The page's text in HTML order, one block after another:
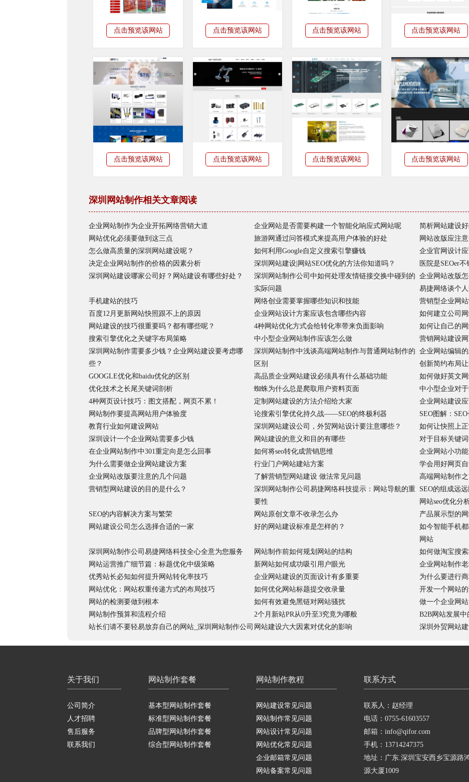
点击预览该网站 点击预览该网站 点击预览该网站 点击预览该网站
点击预览该网站 点击预览该网站 点击预览该网站 点击预览该网站
深圳网站制作相关文章阅读
企业网站制作为企业开拓网络营销大道 企业网站是否需要构建一个智能化响应式网站呢
简析网站建设
网站优化必须要做到这三点
旅游网通过问答模式来提高用户体验的好处
网站改版应注
怎么做高质量的深圳网站建设呢？
如何利用Google自定义搜索引擎赚钱
企业官网设计
决定企业网站制作的价格的因素分析
深圳网站建设|网站SEO优化的方法你知道吗？
医院是SEOer
深圳网站建设哪家公司好？网站建设有哪些好处？
深圳网站制作公司中如何处理友情链接交换中碰到的
实际问题
企业网站改版
易捷网络谈个
手机建站的技巧
网络创业需要掌握哪些知识和技能
营销型企业网
百度12月更新网站快照跟不上的原因
企业网站设计方案应该包含哪些内容
如何建立公司
网站建设的技巧很重要吗？都有哪些呢？
4种网站优化方式会给转化率带来负面影响
如何让自己的
搜索引擎优化之关键字布局策略
中小型企业网站制作应该怎么做
营销网站建设
深圳网站制作需要多少钱？企业网站建设要考虑哪
些？
深圳网站制作中浅谈高端网站制作与普通网站制作的
区别
企业网站编辑
创新简约布局
GOOGLE优化和baidu优化的区别
高品质企业网站建设必须具有什么基础功能
如何做好英文
优化技术之长尾关键词剖析
蜘蛛为什么总是爬取用户资料页面
中小型企业对
4种网页设计技巧：图文搭配，网页不累！
定制网站建设的方法介绍给大家
企业网站建设
网站制作要提高网站用户体验度
论搜索引擎优化持久战——SEO的终极利器
SEO图解：
教育行业如何建设网站
深圳网站建设公司，外贸网站设计要注意哪些？
如何让快照上
深圳设计一个企业网站需要多少钱
网站建设的意义和目的有哪些
对于目标关键
在企业网站制作中301重定向是怎么回事
如何将seo转化成营销思维
企业网站小功
为什么需要做企业网站建设方案
行业门户网站建站方案
学会用好网页
企业网站改版要注意的几个问题
了解营销型网站建设 做法常见问题
高端网站制作
营销型网站建设的目的是什么？
深圳网站制作公司易捷网络科技提示：网站导航的重
要性
SEO的组成远
网站seo优化分
SEO的内容解决方案与繁荣
网站原创文章不收录怎么办
产品展示型的
网站建设公司怎么选择合适的一家
好的网站建设标准是怎样的？
如今智能手机
网站
深圳网站制作公司易捷网络科技全心全意为您服务
网站制作前如何规划网站的结构
如何做淘宝搜
网站运营推广细节篇：标题优化中级策略
新网站如何成功吸引用户眼光
企业网站制作
优秀站长必知如何提升网站转化率技巧
企业网站建设的页面设计有多重要
为什么要进行
网站优化：网站权重传递方式的布局技巧
如何优化网站标题提交收录量
开发一个网站
网站的检测要做到根本
如何有效避免黑链对网站骚扰
做一个企业网
网站制作预算和流程介绍
2个月新站PR从0升至3究竟为哪般
B2B网站发展
站长们请不要轻易放弃自己的网站_深圳网站制作公司 网站建设六大因素对优化的影响 深圳外贸网站
关于我们
公司简介
人才招聘
售后服务
联系我们
网站制作套餐
基本型网站制作套餐
标准型网站制作套餐
品牌型网站制作套餐
综合型网站制作套餐
网站制作教程
网站建设常见问题
网站制作常见问题
网站设计常见问题
网站优化常见问题
企业邮箱常见问题
网站备案常见问题
联系方式
联系人：赵经理
电话：0755-61603557
邮箱：info@qifor.com
手机：13714247375
地址：广东.深圳宝安西乡宝源路
源大厦1009